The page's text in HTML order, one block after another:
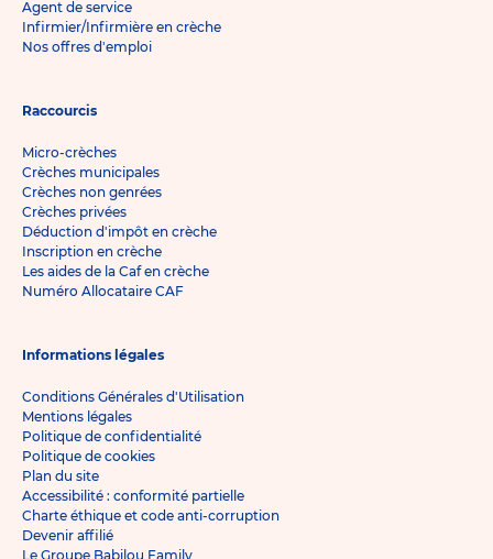
Agent de service
Infirmier/Infirmière en crèche
Nos offres d'emploi
Raccourcis
Micro-crèches
Crèches municipales
Crèches non genrées
Crèches privées
Déduction d'impôt en crèche
Inscription en crèche
Les aides de la Caf en crèche
Numéro Allocataire CAF
Informations légales
Conditions Générales d'Utilisation
Mentions légales
Politique de confidentialité
Politique de cookies
Plan du site
Accessibilité : conformité partielle
Charte éthique et code anti-corruption
Devenir affilié
Le Groupe Babilou Family